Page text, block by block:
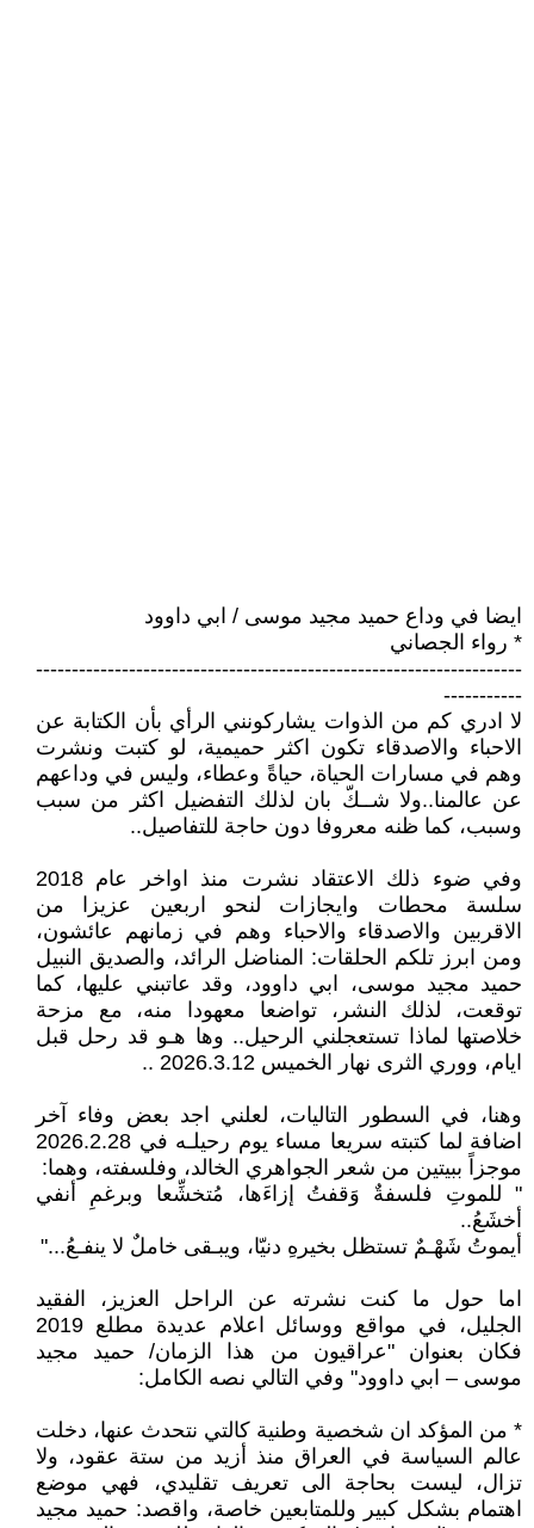
ايضا في وداع حميد مجيد موسى / ابي داوود
* رواء الجصاني
--------------------------------------------------------------------
-----------
لا ادري كم من الذوات يشاركونني الرأي بأن الكتابة عن
الاحباء والاصدقاء تكون اكثر حميمية، لو كتبت ونشرت
وهم في مسارات الحياة، حياةً وعطاء، وليس في وداعهم
عن عالمنا..ولا شــكّ بان لذلك التفضيل اكثر من سبب
وسبب، كما ظنه معروفا دون حاجة للتفاصيل..
وفي ضوء ذلك الاعتقاد نشرت منذ اواخر عام 2018
سلسة محطات وايجازات لنحو اربعين عزيزا من
الاقربين والاصدقاء والاحباء وهم في زمانهم عائشون،
ومن ابرز تلكم الحلقات: المناضل الرائد، والصديق النبيل
حميد مجيد موسى، ابي داوود، وقد عاتبني عليها، كما
توقعت، لذلك النشر، تواضعا معهودا منه، مع مزحة
خلاصتها لماذا تستعجلني الرحيل.. وها هـو قد رحل قبل
ايام، ووري الثرى نهار الخميس 2026.3.12 ..
وهنا، في السطور التاليات، لعلني اجد بعض وفاء آخر
اضافة لما كتبته سريعا مساء يوم رحيلـه في 2026.2.28
موجزاً ببيتين من شعر الجواهري الخالد، وفلسفته، وهما:
" للموتِ فلسفةٌ وَقفتُ إزاءَها، مُتخشِّعا وبرغمِ أنفي
أخشَعُ..
أيموتُ شَهْـمٌ تستظل بخيرهِ دنيّا، ويبـقى خاملٌ لا ينفـعُ..."
اما حول ما كنت نشرته عن الراحل العزيز، الفقيد
الجليل، في مواقع ووسائل اعلام عديدة مطلع 2019
فكان بعنوان "عراقيون من هذا الزمان/ حميد مجيد
موسى – ابي داوود" وفي التالي نصه الكامل:
* من المؤكد ان شخصية وطنية كالتي نتحدث عنها، دخلت
عالم السياسة في العراق منذ أزيد من ستة عقود، ولا
تزال، ليست بحاجة الى تعريف تقليدي، فهي موضع
اهتمام بشكل كبير وللمتابعين خاصة، واقصد: حميد مجيد